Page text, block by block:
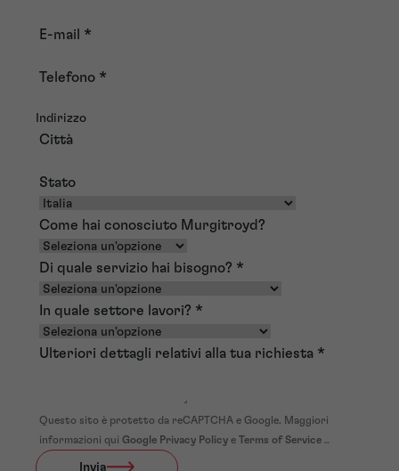
E-mail *
Telefono *
Indirizzo
Città
Stato
Come hai conosciuto Murgitroyd?
Di quale servizio hai bisogno? *
In quale settore lavori? *
Ulteriori dettagli relativi alla tua richiesta *
Questo sito è protetto da reCAPTCHA e Google. Maggiori
informazioni qui Google Privacy Policy e Terms of Service ..
Invia